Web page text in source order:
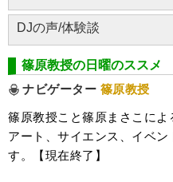
DJの声/体験談
篠原教授の日曜のススメ
ナビゲーター 篠原教授
篠原教授こと篠原まさこによ
アート、サイエンス、イベ
す。【現在終了】